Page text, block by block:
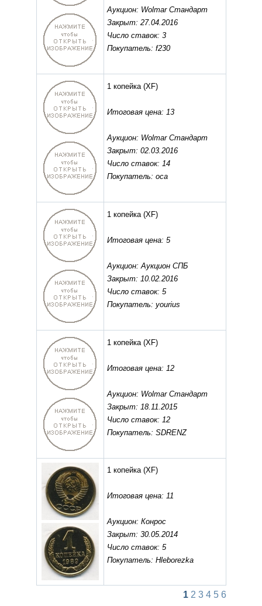
Аукцион: Wolmar Стандарт
Закрыт: 27.04.2016
Число ставок: 3
Покупатель: f230
1 копейка(XF)
Итоговая цена: 13
Аукцион: Wolmar Стандарт
Закрыт: 02.03.2016
Число ставок: 14
Покупатель: оса
1 копейка (XF)
Итоговая цена: 5
Аукцион: Аукцион СПБ
Закрыт: 10.02.2016
Число ставок: 5
Покупатель: yourius
1 копейка(XF)
Итоговая цена: 12
Аукцион: Wolmar Стандарт
Закрыт: 18.11.2015
Число ставок: 12
Покупатель: SDRENZ
1 копейка (XF)
Итоговая цена: 11
Аукцион: Конрос
Закрыт: 30.05.2014
Число ставок: 5
Покупатель: Hleborezka
1 2 3 4 5 6